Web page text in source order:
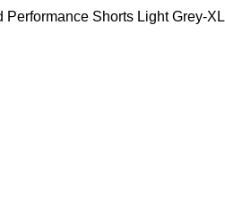
Shorts Light Grey-XL